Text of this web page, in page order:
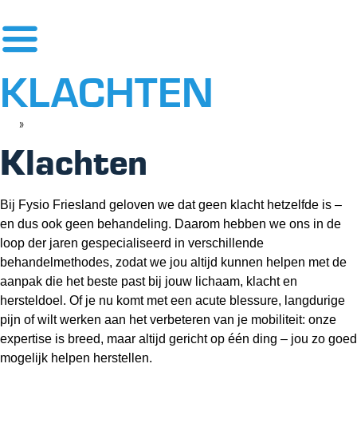
KLACHTEN
»
Klachten
Bij Fysio Friesland geloven we dat geen klacht hetzelfde is –
en dus ook geen behandeling. Daarom hebben we ons in de
loop der jaren gespecialiseerd in verschillende
behandelmethodes, zodat we jou altijd kunnen helpen met de
aanpak die het beste past bij jouw lichaam, klacht en
hersteldoel. Of je nu komt met een acute blessure, langdurige
pijn of wilt werken aan het verbeteren van je mobiliteit: onze
expertise is breed, maar altijd gericht op één ding – jou zo goed
mogelijk helpen herstellen.